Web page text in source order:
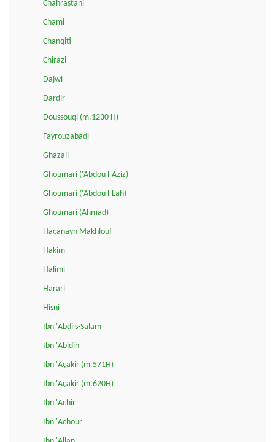
Chahrastani
Chami
Chanqiti
Chirazi
Dajwi
Dardir
Doussouqi (m.1230 H)
Fayrouzabadi
Ghazali
Ghoumari ('Abdou l-Aziz)
Ghoumari ('Abdou l-Lah)
Ghoumari (Ahmad)
Haçanayn Makhlouf
Hakim
Halimi
Harari
Hisni
Ibn 'Abdi s-Salam
Ibn 'Abidin
Ibn 'Açakir (m.571H)
Ibn 'Açakir (m.620H)
Ibn 'Achir
Ibn 'Achour